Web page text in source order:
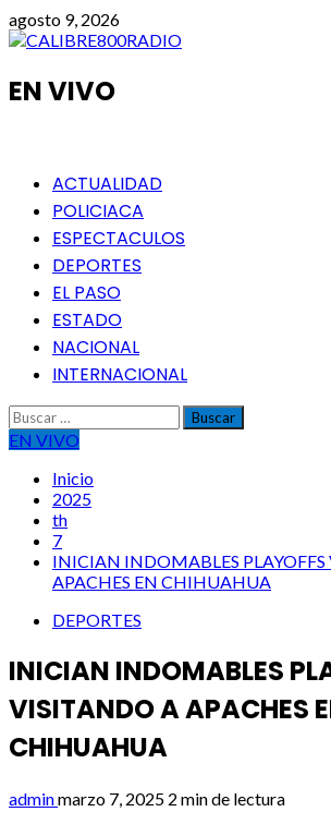
Saltar
al
agosto 9, 2026
EN VIVO
Menú
principal
ACTUALIDAD
POLICIACA
ESPECTACULOS
DEPORTES
EL PASO
ESTADO
NACIONAL
INTERNACIONAL
Buscar:
EN VIVO
Inicio
2025
th
7
INICIAN INDOMABLES
APACHES EN CHIHUAHUA
DEPORTES
INICIAN INDOMABLES
VISITANDO A APACHES
CHIHUAHUA
adminmarzo 7, 2025 2 min de lectura